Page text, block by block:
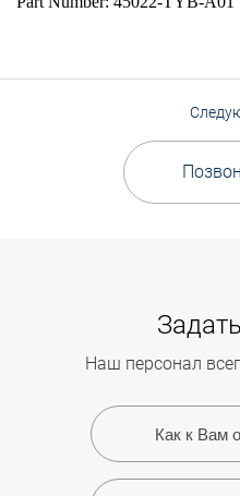
Наш персонал